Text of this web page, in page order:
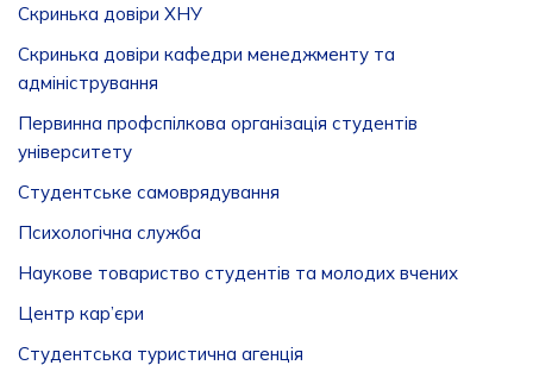
Скринька довіри ХНУ
Скринька довіри кафедри менеджменту та
адміністрування
Первинна профспілкова організація студентів
університету
Студентське самоврядування
Психологічна служба
Наукове товариство студентів та молодих вчених
Центр кар’єри
Студентська туристична агенція